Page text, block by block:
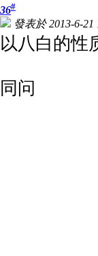
36#
發表於 2013-6-21
以八白的性
同问